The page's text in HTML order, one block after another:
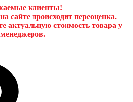
клиенты!
сайте происходит переоценка.
актуальную стоимость товара у
менеджеров.